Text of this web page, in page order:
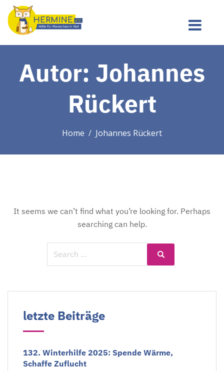
Autor: Johannes
Rückert
Home Johannes Rückert
It seems we can’t find what you’re looking for. Perhaps
searching can help.
Search
letzte Beiträge
132. Winterhilfe 2025: Spende Wärme,
Schaffe Zuflucht